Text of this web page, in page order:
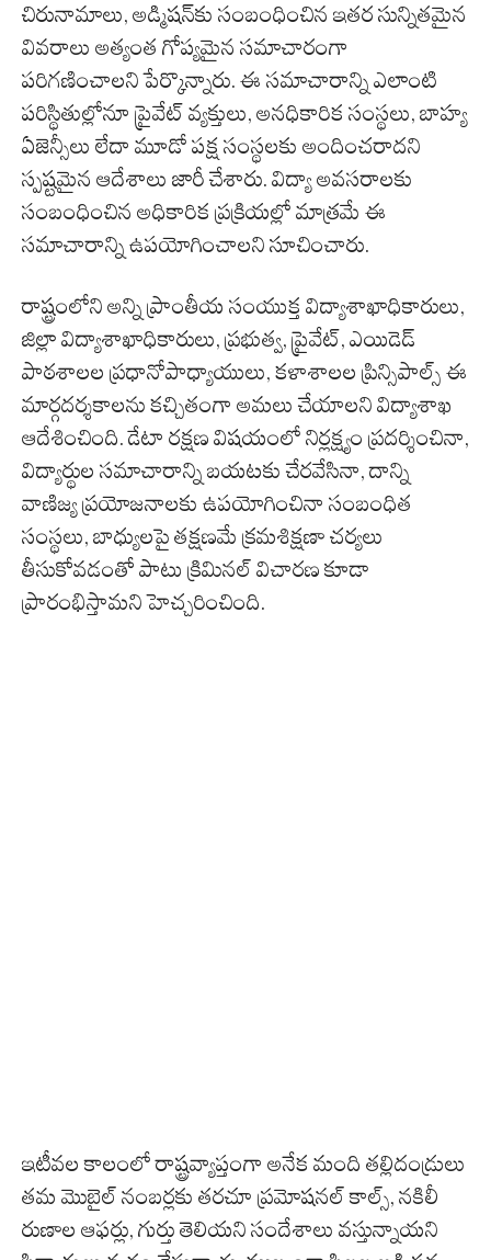
చిరునామాలు, అడ్మిషన్‌కు సంబంధించిన ఇతర సున్నితమైన
వివరాలు అత్యంత గోప్యమైన సమాచారంగా
పరిగణించాలని పేర్కొన్నారు. ఈ సమాచారాన్ని ఎలాంటి
పరిస్థితుల్లోనూ ప్రైవేట్ వ్యక్తులు, అనధికారిక సంస్థలు, బాహ్య
ఏజెన్సీలు లేదా మూడో పక్ష సంస్థలకు అందించరాదని
స్పష్టమైన ఆదేశాలు జారీ చేశారు. విద్యా అవసరాలకు
సంబంధించిన అధికారిక ప్రక్రియల్లో మాత్రమే ఈ
సమాచారాన్ని ఉపయోగించాలని సూచించారు.
రాష్ట్రంలోని అన్ని ప్రాంతీయ సంయుక్త విద్యాశాఖాధికారులు,
జిల్లా విద్యాశాఖాధికారులు, ప్రభుత్వ, ప్రైవేట్, ఎయిడెడ్
పాఠశాలల ప్రధానోపాధ్యాయులు, కళాశాలల ప్రిన్సిపాల్స్ ఈ
మార్గదర్శకాలను కచ్చితంగా అమలు చేయాలని విద్యాశాఖ
ఆదేశించింది. డేటా రక్షణ విషయంలో నిర్లక్ష్యం ప్రదర్శించినా,
విద్యార్థుల సమాచారాన్ని బయటకు చేరవేసినా, దాన్ని
వాణిజ్య ప్రయోజనాలకు ఉపయోగించినా సంబంధిత
సంస్థలు, బాధ్యులపై తక్షణమే క్రమశిక్షణా చర్యలు
తీసుకోవడంతో పాటు క్రిమినల్ విచారణ కూడా
ప్రారంభిస్తామని హెచ్చరించింది.
ఇటీవల కాలంలో రాష్ట్రవ్యాప్తంగా అనేక మంది తల్లిదండ్రులు
తమ మొబైల్ నంబర్లకు తరచూ ప్రమోషనల్ కాల్స్, నకిలీ
రుణాల ఆఫర్లు, గుర్తు తెలియని సందేశాలు వస్తున్నాయని